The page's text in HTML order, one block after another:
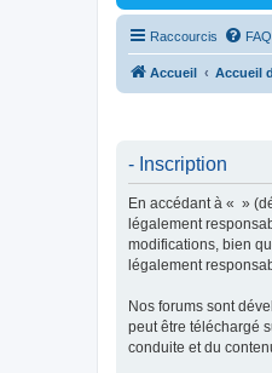
Raccourcis FAQ
Accueil Accueil
- Inscription
En accédant à « »
légalement
modifications, bien
légalement
Nos forums sont
peut être téléchargé
conduite et du